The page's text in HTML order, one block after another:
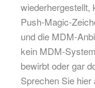
wiederhergestellt,
Push-Magic-
und die MDM-
kein MDM-
bewirbt oder gar
Sprechen Sie